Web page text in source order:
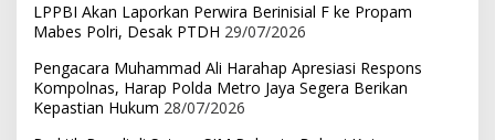
LPPBI Akan Laporkan Perwira Berinisial F ke Propam
Mabes Polri, Desak PTDH 29/07/2026
Pengacara Muhammad Ali Harahap Apresiasi Respons
Kompolnas, Harap Polda Metro Jaya Segera Berikan
Kepastian Hukum 28/07/2026